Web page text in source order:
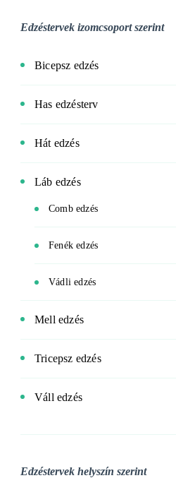
Edzéstervek izomcsoport szerint
Bicepsz edzés
Has edzésterv
Hát edzés
Láb edzés
Comb edzés
Fenék edzés
Vádli edzés
Mell edzés
Tricepsz edzés
Váll edzés
Edzéstervek helyszín szerint